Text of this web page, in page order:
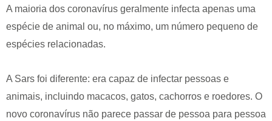
A maioria dos coronavírus geralmente infecta apenas uma
espécie de animal ou, no máximo, um número pequeno de
espécies relacionadas.
A Sars foi diferente: era capaz de infectar pessoas e
animais, incluindo macacos, gatos, cachorros e roedores. O
novo coronavírus não parece passar de pessoa para pessoa